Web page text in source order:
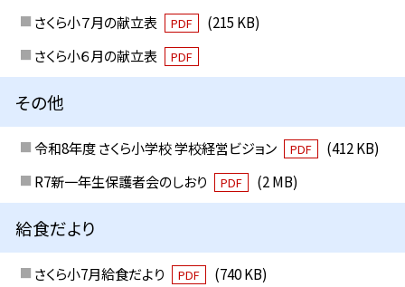
さくら小７月の献立表
PDF
(215 KB)
さくら小６月の献立表
PDF
その他
令和8年度 さくら小学校 学校経営ビジョン PDF
(412 KB)
R7新一年生保護者会のしおり
PDF (2 MB)
給食だより
さくら小7月給食だより PDF
(740 KB)